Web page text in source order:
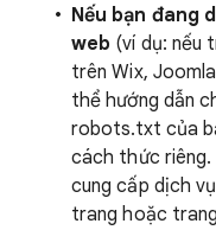
Nếu bạn đang
web (ví dụ: nếu
trên Wix,
thể hướng dẫn
robots.txt của
cách thức
cung cấp dịch
trang hoặc